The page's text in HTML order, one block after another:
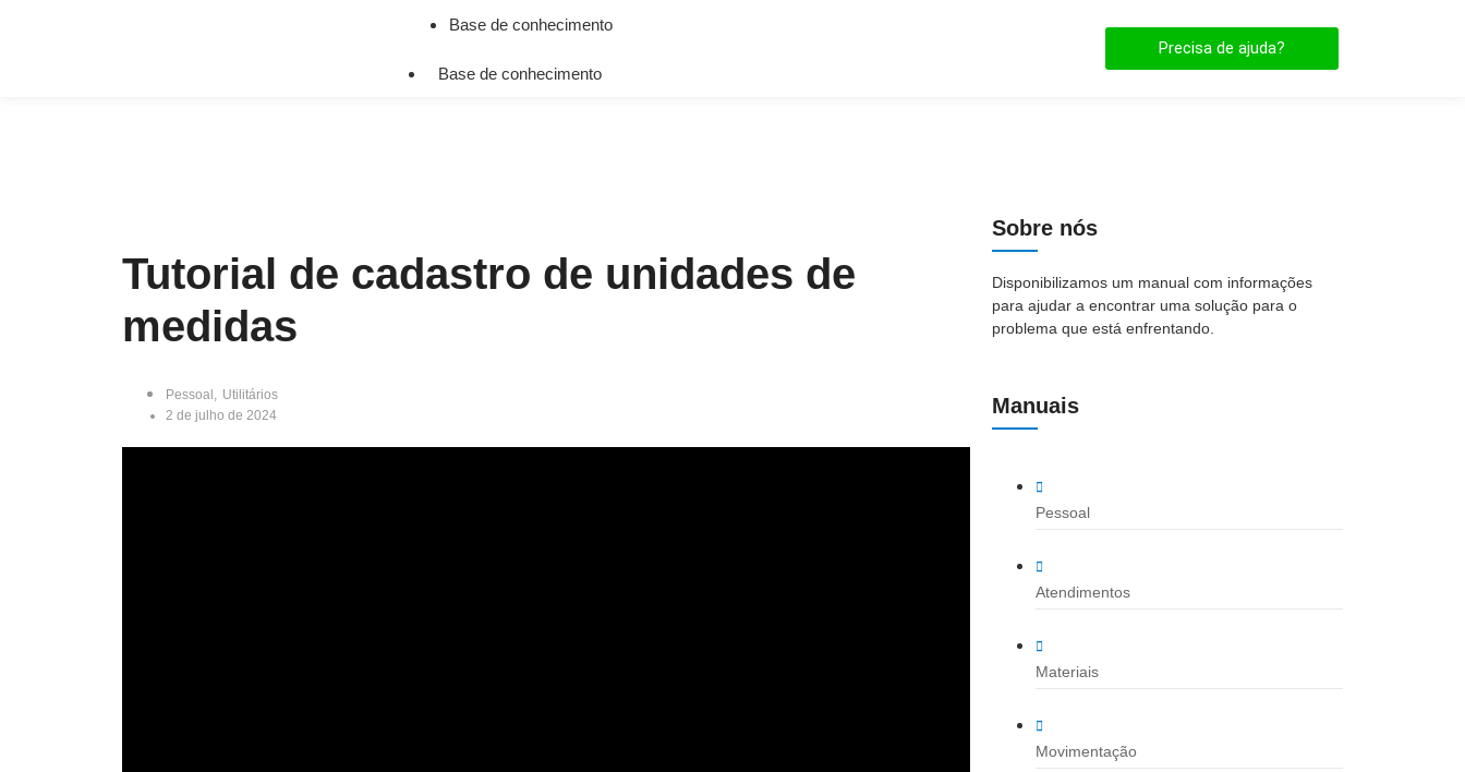
Base de conhecimento
Base de conhecimento
Precisa de ajuda?
Tutorial de cadastro de unidades de
medidas
Pessoal , Utilitários
2 de julho de 2024
Sobre nós
Disponibilizamos um manual com informações
para ajudar a encontrar uma solução para o
problema que está enfrentando.
Manuais
Pessoal
Atendimentos
Materiais
Movimentação